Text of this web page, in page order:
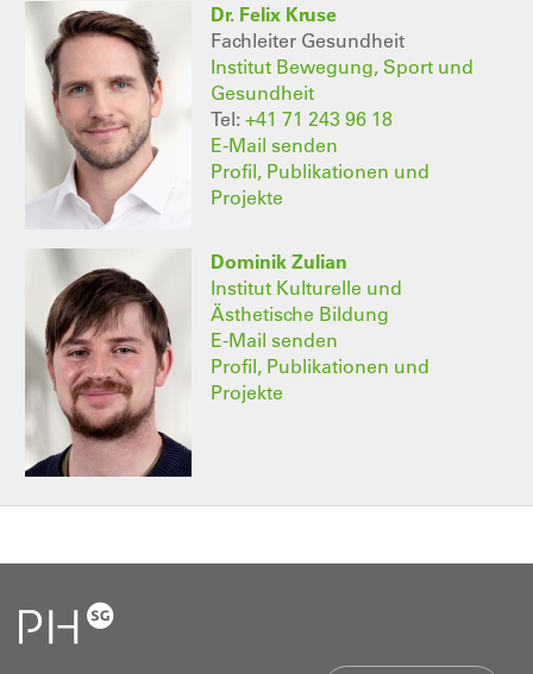
Dr. Felix Kruse
Fachleiter Gesundheit
Institut Bewegung, Sport und
Gesundheit
Tel: +41 71 243 96 18
E-Mail senden
Profil, Publikationen und
Projekte
Dominik Zulian
Institut Kulturelle und
Ästhetische Bildung
E-Mail senden
Profil, Publikationen und
Projekte